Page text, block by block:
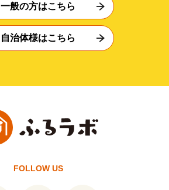
一般の方はこちら
自治体様はこちら
FOLLOW US